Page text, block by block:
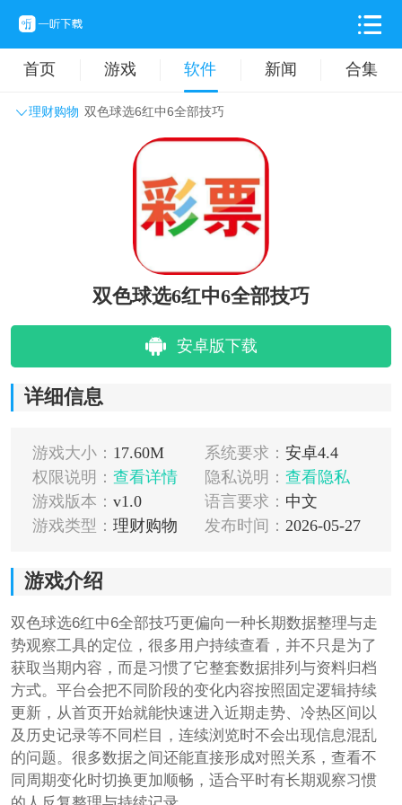
首页 游戏 软件 新闻 合集
理财购物 双色球选6红中6全部技巧
主题壁纸 旅游出行
拍摄美化 时尚购物
双色球选6红中6全部技巧
安卓版下载
详细信息
游戏大小： 17.60M 系统要求： 安卓4.4
权限说明： 查看详情 隐私说明： 查看隐私
游戏版本： v1.0 语言要求： 中文
游戏类型： 理财购物 发布时间： 2026-05-27
游戏介绍
双色球选6红中6全部技巧更偏向一种长期数据整理与走
势观察工具的定位，很多用户持续查看，并不只是为了
获取当期内容，而是习惯了它整套数据排列与资料归档
方式。平台会把不同阶段的变化内容按照固定逻辑持续
更新，从首页开始就能快速进入近期走势、冷热区间以
及历史记录等不同栏目，连续浏览时不会出现信息混乱
的问题。很多数据之间还能直接形成对照关系，查看不
同周期变化时切换更加顺畅，适合平时有长期观察习惯